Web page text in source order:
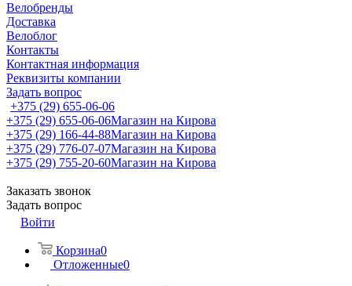
Велобренды
Доставка
Велоблог
Контакты
Контактная информация
Реквизиты компании
Задать вопрос
+375 (29) 655-06-06
+375 (29) 655-06-06Магазин на Кирова
+375 (29) 166-44-88Магазин на Кирова
+375 (29) 776-07-07Магазин на Кирова
+375 (29) 755-20-60Магазин на Кирова
Заказать звонок
Задать вопрос
Войти
Корзина0
Отложенные0